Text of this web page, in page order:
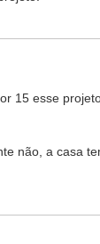
15 esse
não, a casa